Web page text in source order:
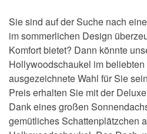
Sie sind auf der Suche nach
im sommerlichen Design
Komfort bietet? Dann könnte
Hollywoodschaukel im
ausgezeichnete Wahl für Sie
Preis erhalten Sie mit der
Dank eines großen
gemütliches Schattenplätzchen